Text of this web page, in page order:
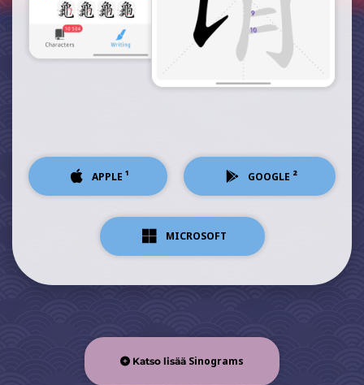
APPLE ¹ GOOGLE ²
MICROSOFT
Katso lisää Sinograms